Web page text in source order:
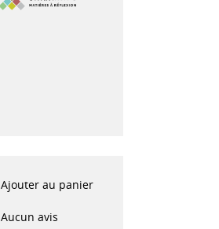
Ajouter au panier
Aucun avis